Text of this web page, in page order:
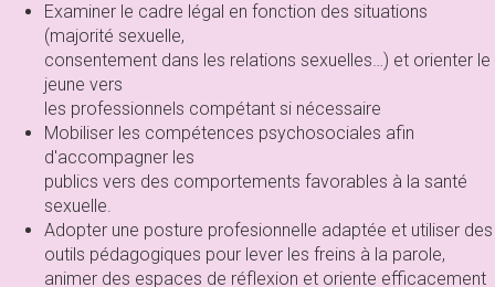
Examiner le cadre légal en fonction des situations
(majorité sexuelle,
consentement dans les relations sexuelles…) et orienter le
jeune vers
les professionnels compétant si nécessaire
Mobiliser les compétences psychosociales afin
d'accompagner les
publics vers des comportements favorables à la santé
sexuelle.
Adopter une posture profesionnelle adaptée et utiliser des
outils pédagogiques pour lever les freins à la parole,
animer des espaces de réflexion et oriente efficacement